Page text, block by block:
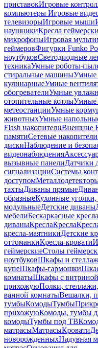
приставокИгровые
компьютеры Игровые
телевизорыИгровые мыши
наушникиКресла
микрофоныИгровая
геймеровФигурки Funko
ноутбуковСветодиодные
техникаУмные роботы-
стиральные машиныУмные
кулинарныеУмные
обогревателиУмные
отопительные котлыУмные
метеостанцииУмные
животныхУмные
Flash накопителиВнешние
памятиСетевые накопители
дискиНаблюдение и
видеонаблюдения
вызывные панелиДатчики
сигнализацииСистемы
доступом
тахтыДиваны прямые
образныеКухонные
модульныеДетские диваны
мебелиБескаркасные
диваныКреслаКресла
кресла-маятникиДетские
оттоманкиКресла-кровати
геймерскиеСтолы
ноутбуковШкафы и
купеШкафы-гармошки
комнатыШкафы с
прихожуюПолки,
ванной комнатыВешалки,
тумбыКомодыТумбы
прихожуюКомоды, тумбы
комодыТумбы под ТВ
матрасыМатрасыКровати
новорожденныхНадувная